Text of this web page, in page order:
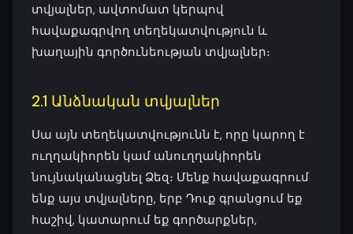
տվյալներ, ավտոմատ կերպով
հավաքագրվող տեղեկատվություն և
խաղային գործունեության տվյալներ։
2.1 Անձնական տվյալներ
Սա այն տեղեկատվությունն է, որը կարող է
ուղղակիորեն կամ անուղղակիորեն
նույնականացնել Ձեզ։ Մենք հավաքագրում
ենք այս տվյալները, երբ Դուք գրանցում եք
հաշիվ, կատարում եք գործարքներ,